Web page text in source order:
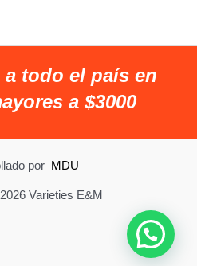
todo el país en
a $3000
por MDU
Varieties E&M